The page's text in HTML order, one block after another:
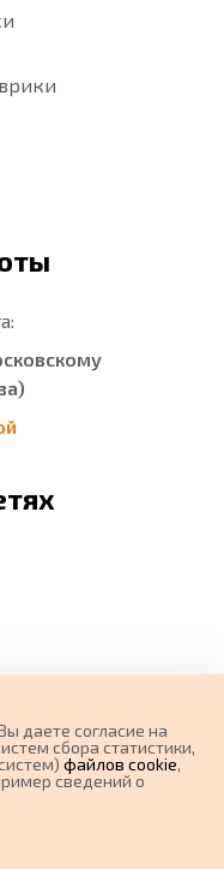
даете согласие на
сбора статистики,
файлов cookie,
сведений о
типе
сведений о
совершены
действиях на сайте